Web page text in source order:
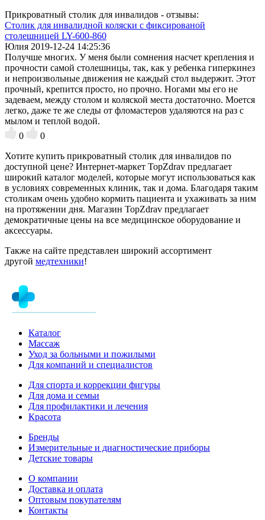
Прикроватный столик для инвалидов - отзывы:
Столик для инвалидной коляски с фиксированой
столешницей LY-600-860
Юлия 2019-12-24 14:25:36
Получше многих. У меня были сомнения насчет крепления и
прочности самой столешницы, так, как у ребенка гиперкинез
и непроизвольные движения не каждый стол выдержит. Этот
прочный, крепится просто, но прочно. Ногами мы его не
задеваем, между столом и коляской места достаточно. Моется
легко, даже те же следы от фломастеров удаляются на раз с
мылом и теплой водой.
0
0
Хотите купить прикроватный столик для инвалидов по
доступной цене? Интернет-маркет TopZdrav предлагает
широкий каталог моделей, которые могут использоваться как
в условиях современных клиник, так и дома. Благодаря таким
столикам очень удобно кормить пациента и ухаживать за ним
на протяжении дня. Магазин TopZdrav предлагает
демократичные цены на все медицинское оборудование и
аксессуары.
Также на сайте представлен широкий ассортимент
другой медтехники!
Каталог
Массаж
Уход за больными и пожилыми
Для компаний и специалистов
Для спорта и коррекции фигуры
Для дома и семьи
Для профилактики и лечения
Красота
Бренды
Измерительные и диагностические приборы
Детские товары
О компании
Доставка и оплата
Оптовым покупателям
Контакты